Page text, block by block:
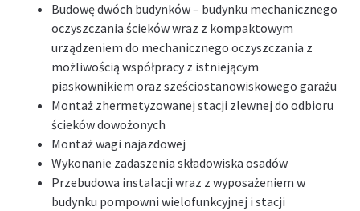
Budowę dwóch budynków – budynku mechanicznego
oczyszczania ścieków wraz z kompaktowym
urządzeniem do mechanicznego oczyszczania z
możliwością współpracy z istniejącym
piaskownikiem oraz sześciostanowiskowego garażu
Montaż zhermetyzowanej stacji zlewnej do odbioru
ścieków dowożonych
Montaż wagi najazdowej
Wykonanie zadaszenia składowiska osadów
Przebudowa instalacji wraz z wyposażeniem w
budynku pompowni wielofunkcyjnej i stacji